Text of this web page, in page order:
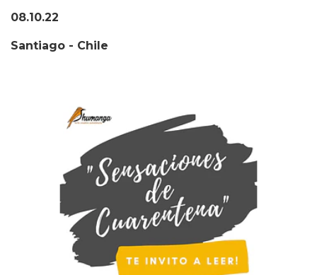
08.10.22
Santiago - Chile